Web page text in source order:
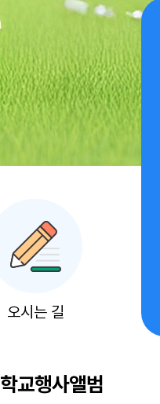
오시는 길
학교행사앨범